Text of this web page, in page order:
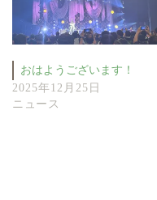
おはようございます！
2025年12月25日
ニュース